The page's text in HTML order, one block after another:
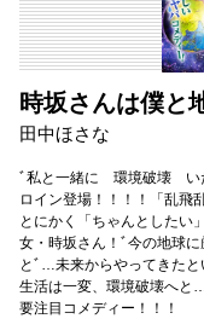
時坂さんは僕と
田中ほさな
ﾞ私と一緒に 環境破壊 い
ロイン登場！！！！「乱飛
とにかく「ちゃんとしたい
女・時坂さん！ﾞ今の地球
とﾞ…未来からやってきた
生活は一変、環境破壊へと
要注目コメディー！！！